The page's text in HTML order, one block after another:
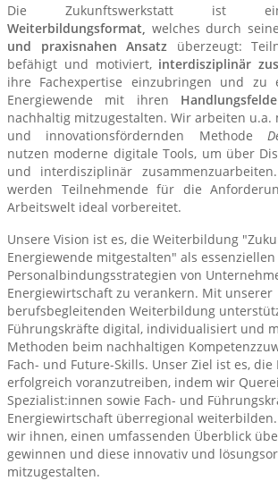
Die Zukunftswerkstatt ist
Weiterbildungsformat, welches durch
und praxisnahen Ansatz überzeugt:
befähigt und motiviert, interdisziplinär
ihre Fachexpertise einzubringen und zu
Energiewende mit ihren
nachhaltig mitzugestalten. Wir arbeiten u.a.
und innovationsfördernden Methode
nutzen moderne digitale Tools, um über
und interdisziplinär
werden Teilnehmende für die
Arbeitswelt ideal vorbereitet.
Unsere Vision ist es, die Weiterbildung
Energiewende mitgestalten" als
Personalbindungsstrategien von
Energiewirtschaft zu verankern. Mit unserer
berufsbegleitenden Weiterbildung
Führungskräfte digital, individualisiert und
Methoden beim nachhaltigen
Fach- und Future-Skills. Unser Ziel ist es, die
erfolgreich voranzutreiben, indem wir
Spezialist:innen sowie Fach- und
Energiewirtschaft überregional
wir ihnen, einen umfassenden Überblick
gewinnen und diese innovativ und
mitzugestalten.